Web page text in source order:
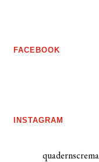
FACEBOOK
INSTAGRAM
quadernscrema